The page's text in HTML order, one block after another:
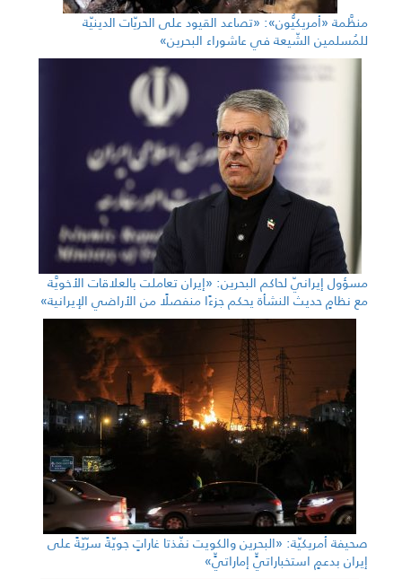
منظَّمة «أمريكيُّون»: «تصاعد القيود على الحريّات الدينيّة
للمُسلمين الشّيعة في عاشوراء البحرين»
مسؤول إيرانيّ لحاكم البحرين: «إيران تعاملت بالعلاقات الأخويَّة
مع نظامٍ حديث النشأة يحكم جزءًا منفصلًا من الأراضي الإيرانية»
صحيفة أمريكيّة: «البحرين والكويت نفّذتا غاراتٍ جويّةً سرّيّةً على
إيران بدعمٍ استخباراتيٍّ إماراتيٍّ»